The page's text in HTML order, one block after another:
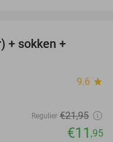
+ sokken +
9.6 star
Regulier €21,95
€11 ,95